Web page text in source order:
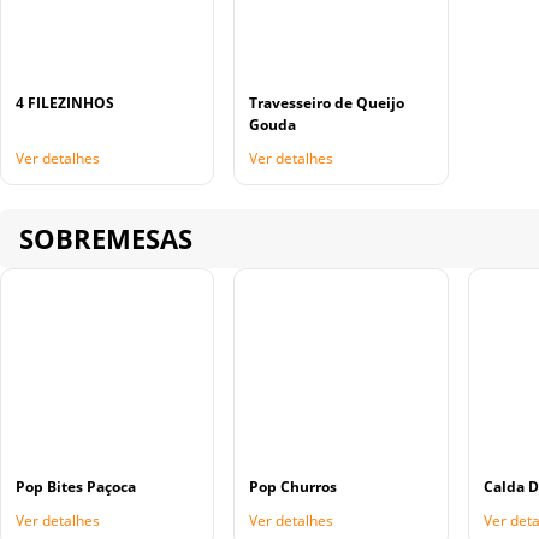
4 FILEZINHOS
Ver detalhes
Travesseiro de Queijo
Gouda
Ver detalhes
SOBREMESAS
Pop Bites Paçoca
Ver detalhes
Pop Churros
Ver detalhes
Calda
Ver